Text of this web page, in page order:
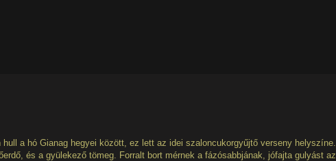
a hó Gianag hegyei között, ez lett az idei szaloncukorgyűjtő verseny helyszíne.
és a gyülekező tömeg. Forralt bort mérnek a fázósabbjának, jófajta gulyást az